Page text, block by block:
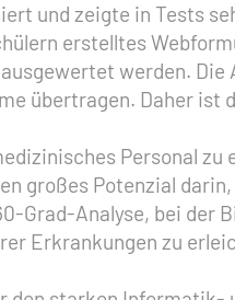
und zeigte in Tests
erstelltes
werden.
übertragen. Daher
Personal
großes Potenzial
Grad-Analyse, bei der
Erkrankungen zu